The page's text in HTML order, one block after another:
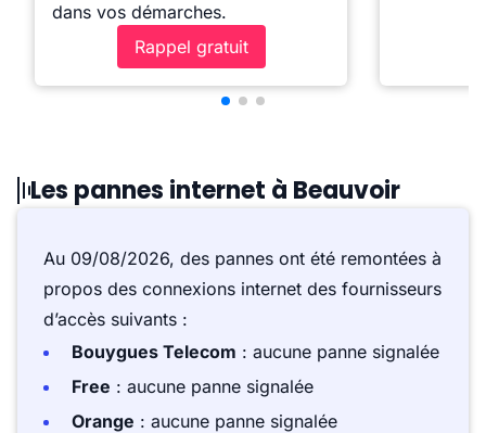
dans vos démarches.
Rappel gratuit
Les pannes internet à Beauvoir
Au 09/08/2026, des pannes ont été remontées à
propos des connexions internet des fournisseurs
d’accès suivants :
Bouygues Telecom : aucune panne signalée
Free : aucune panne signalée
Orange : aucune panne signalée